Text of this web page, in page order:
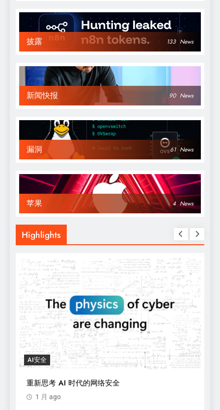
披露 133 News
新闻快报 90 News
漏洞 61 News
苹果 4 News
Highlights
AI安全
重新思考 AI 时代的网络安全
1 月 ago